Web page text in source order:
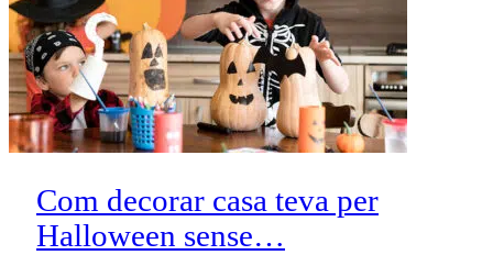
Com decorar casa teva per
Halloween sense…